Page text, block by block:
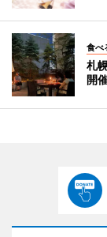
食べ
札
開